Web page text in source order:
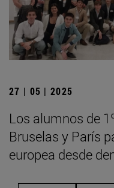
27 | 05 | 2025
Los alumnos de
Bruselas y París
europea desde